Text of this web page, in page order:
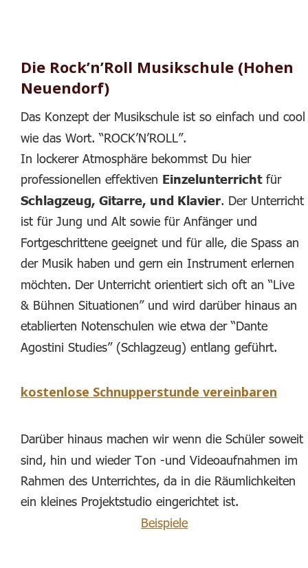
Die Rock’n’Roll Musikschule (Hohen
Neuendorf)
Das Konzept der Musikschule ist so einfach und
wie das Wort. “ROCK’N’ROLL”.
In lockerer Atmosphäre bekommst Du hier
professionellen effektiven Einzelunterricht für
Schlagzeug, Gitarre, und Klavier. Der Unterricht
ist für Jung und Alt sowie für Anfänger und
Fortgeschrittene geeignet und für alle, die Spass an
der Musik haben und gern ein Instrument erlernen
möchten. Der Unterricht orientiert sich oft an “Live
& Bühnen Situationen” und wird darüber hinaus an
etablierten Notenschulen wie etwa der “Dante
Agostini Studies” (Schlagzeug) entlang geführt.
kostenlose Schnupperstunde vereinbaren
Darüber hinaus machen wir wenn die Schüler soweit
sind, hin und wieder Ton -und Videoaufnahmen im
Rahmen des Unterrichtes, da in die Räumlichkeiten
ein kleines Projektstudio eingerichtet ist.
Beispiele